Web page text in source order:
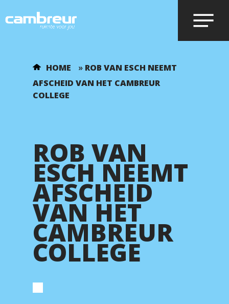
Voer je zoekopdracht in en druk op
HOME » ROB VAN ESCH NEEMT
AFSCHEID VAN HET CAMBREUR
COLLEGE
ROB VAN
ESCH NEEMT
AFSCHEID
VAN HET
CAMBREUR
COLLEGE